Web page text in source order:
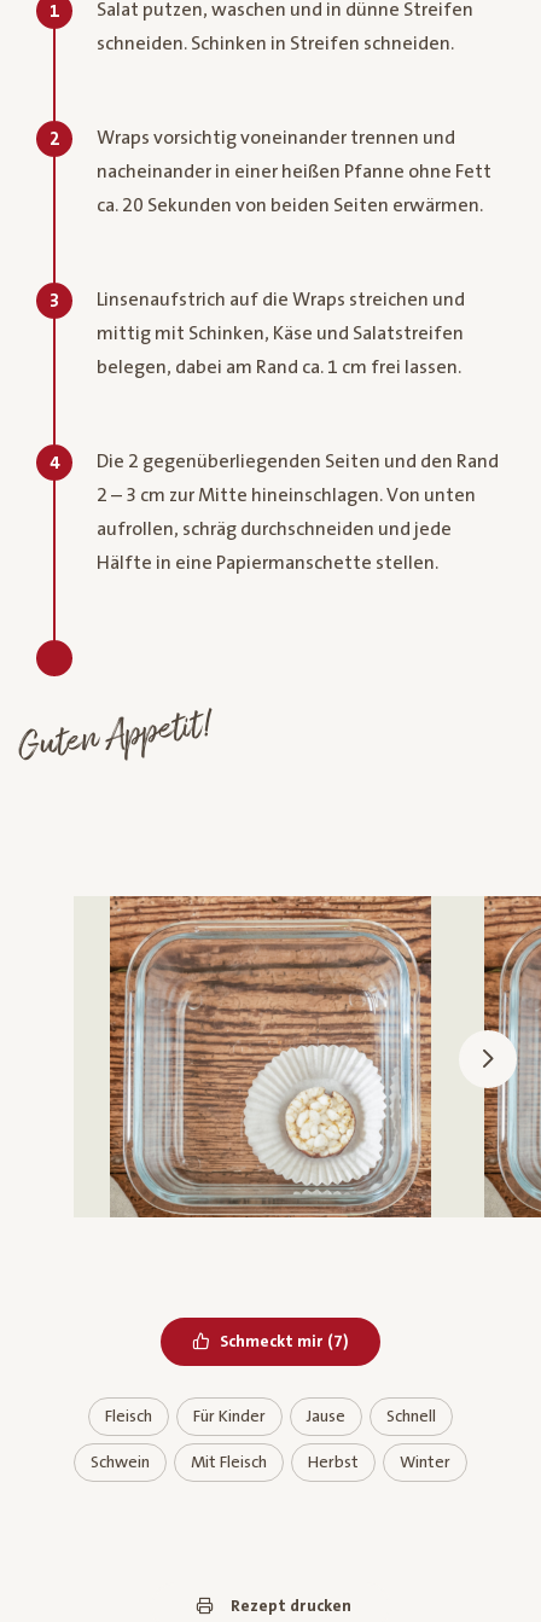
1
Salat putzen, waschen und in dünne Streifen
schneiden. Schinken in Streifen schneiden.
2
Wraps vorsichtig voneinander trennen und
nacheinander in einer heißen Pfanne ohne Fett
ca. 20 Sekunden von beiden Seiten erwärmen.
3
Linsenaufstrich auf die Wraps streichen und
mittig mit Schinken, Käse und Salatstreifen
belegen, dabei am Rand ca. 1 cm frei lassen.
4
Die 2 gegenüberliegenden Seiten und den Rand
2 – 3 cm zur Mitte hineinschlagen. Von unten
aufrollen, schräg durchschneiden und jede
Hälfte in eine Papiermanschette stellen.
Guten Appetit!
Schmeckt mir Bereits geliked
(7)
Fleisch Für Kinder Jause Schnell
Schwein Mit Fleisch Herbst Winter
Rezept drucken